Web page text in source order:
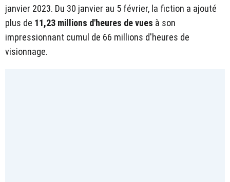
janvier 2023. Du 30 janvier au 5 février, la fiction a ajouté
plus de 11,23 millions d'heures de vues à son
impressionnant cumul de 66 millions d'heures de
visionnage.